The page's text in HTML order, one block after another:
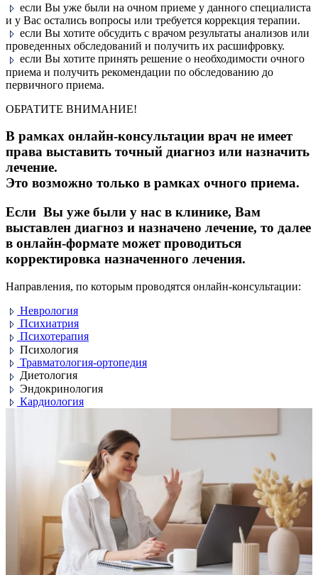
если Вы уже были на очном приеме у данного специалиста
и у Вас остались вопросы или требуется коррекция терапии.
если Вы хотите обсудить с врачом результаты анализов или
проведенных​ обследований и получить их расшифровку.
если Вы хотите принять решение о необходимости очного
приема​ ​и получить рекомендации по обследованию до
первичного приема.
ОБРАТИТЕ ВНИМАНИЕ!
В рамках онлайн-консультации врач не имеет
права выставить​ точный диагноз​ или назначить
лечение.
Это возможно только в рамках очного приема.
Если Вы уже​ были у нас в клинике, Вам
выставлен диагноз и назначено лечение, то далее
в онлайн-формате может проводиться
корректировка назначенного​ лечения.
Направления, по которым проводятся онлайн-консультации:
Неврология
Психиатрия
Психотерапия
Психология
Травматология-ортопедия
Диетология
Эндокринология
Кардиология